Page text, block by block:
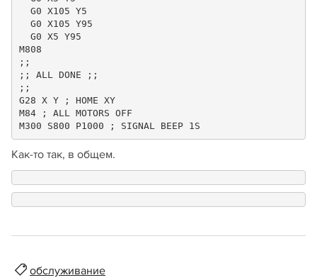
M808
;;
;; ALL DONE ;;
;;
G28 X Y ; HOME XY
M84 ; ALL MOTORS OFF
M300 S800 P1000 ; SIGNAL BEEP 1S
Как-то так, в общем.
обслуживание